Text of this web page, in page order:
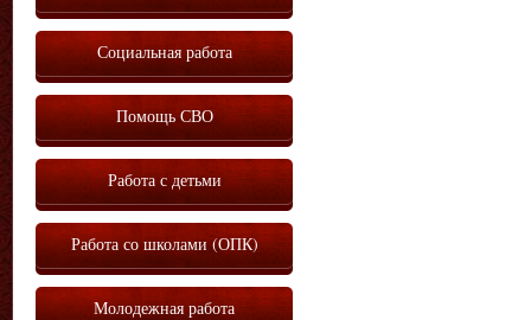
Социальная работа
Помощь СВО
Работа с детьми
Работа со школами (ОПК)
Молодежная работа